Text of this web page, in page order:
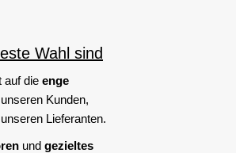
Wahl sind
auf die enge
Kunden,
Lieferanten.
und gezieltes